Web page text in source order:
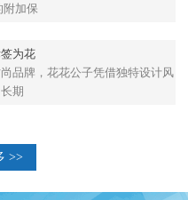
附加保
为花
品牌，花花公子凭借独特设计风
期
>>